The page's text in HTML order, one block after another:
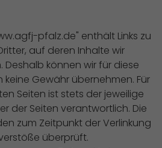
pfalz.de" enthält Links zu
auf deren Inhalte wir
Deshalb können wir für diese
Gewähr übernehmen. Für
Seiten ist stets der jeweilige
der Seiten verantwortlich. Die
zum Zeitpunkt der Verlinkung
überprüft.